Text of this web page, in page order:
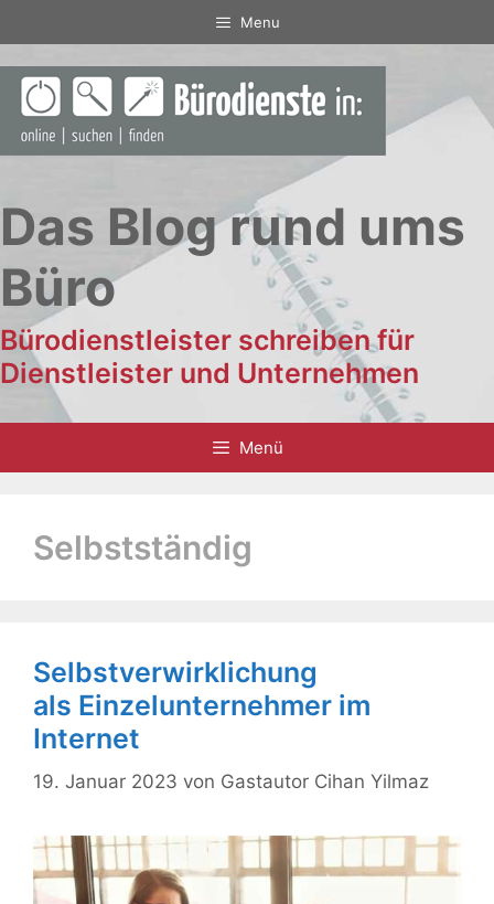
Inhalt
springen
Menu
Das Blog rund ums
Büro
Bürodienstleister schreiben für
Dienstleister und Unternehmen
Menü
Selbstständig
Selbstverwirklichung
als Einzelunternehmer im
Internet
19. Januar 2023 von Gastautor Cihan Yilmaz